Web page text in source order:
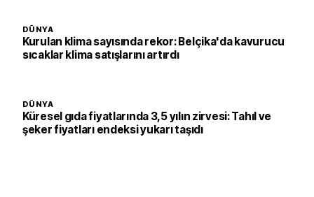
DÜNYA
Kurulan klima sayısında rekor: Belçika'da kavurucu
sıcaklar klima satışlarını artırdı
DÜNYA
Küresel gıda fiyatlarında 3,5 yılın zirvesi: Tahıl ve
şeker fiyatları endeksi yukarı taşıdı